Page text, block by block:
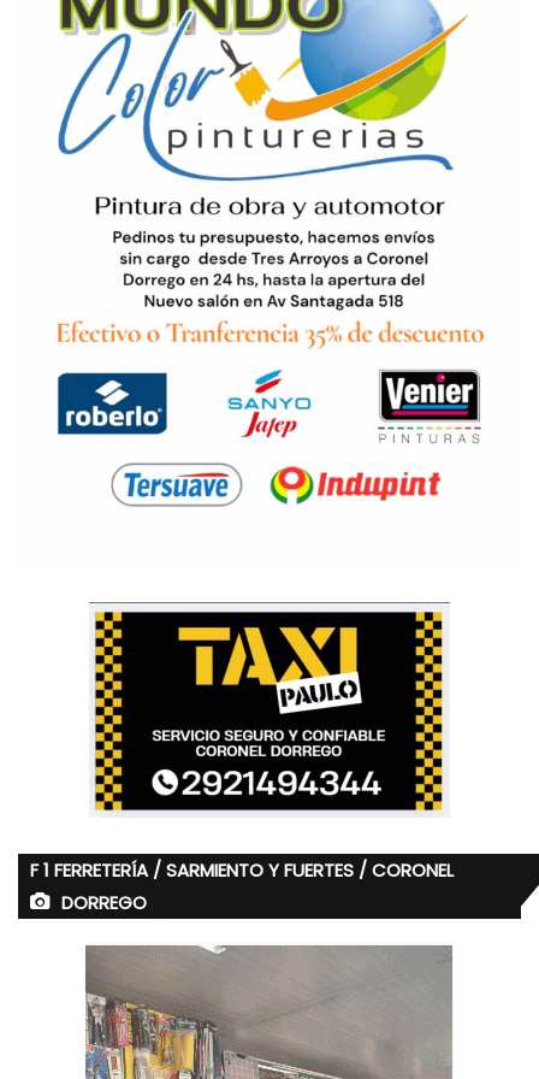
charla salían temas como el fútbol o el periodismo… Así,
como en nuestra charla recordábamos alguna de esas
atajadas épicas del Bebo bajo los tres palos… de la
templanza defensiva del “Ruso” Fuster… de las pinceladas
estoicas del escuálido y ruliento “Perico” Pérez… de la
potencia y capacidad goleadora del tandilense Gastón
Rossi y del bahiense Armando Mondelo… Así, como ambos
coincidimos en la diaria luz que ofrecen el utilero Bichango
y el canchero Sauco… Así, como de nuestra charla salían
tópicos de mayor profundidad que, inclusive, revisten un
mayor tratado por parte de los especialistas, abocados a
desmenuzar lo qué nos pasa como sociedad, de la división
de unos y otros bajo un mismo suelo, de la agenda que
marcan los medios de comunicación… Otra vez, la
irrupción de la campana de la Iglesia en el espacio nos da a
entender con su lenguaje que se hicieron las ocho de la
vestidos. Antes de anunciar mi partida nos estrechamos la
mano como si ambos estuviésemos conformes después
del trámite bancario que generalmente a uno lo convoca…
Me fui con una imagen mental producto de nuestra
despedida… La imagen suya en el banco haciendo el gesto
a un cliente para atenderlo: “Venga, pase por aquí.. pase
por caja dos…”
F 1 FERRETERÍA / SARMIENTO Y FUERTES / CORONEL
DORREGO